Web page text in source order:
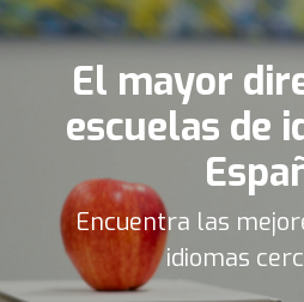
El mayor
escuelas de
Encuentra las
idiomas